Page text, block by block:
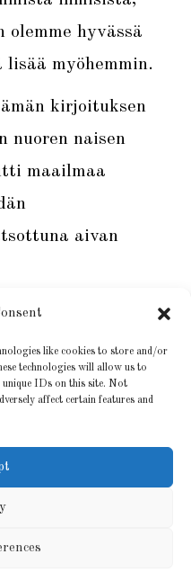
like cookies to store and/or
technologies will allow us to
unique IDs on this site. Not
affect certain features and
hyvässä
myöhemmin.
kirjoituksen
nuoren naisen
maailmaa
aivan
biisi. Annetaan
tulevat, ne
pois. Tilalle
Morris
valoksi.